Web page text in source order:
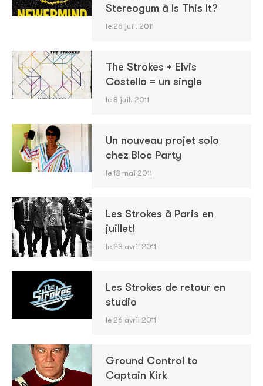
Stereogum à Is This It?
le 26 juil. 2011
The Strokes + Elvis
Costello = un single
le 8 juil. 2011
Un nouveau projet solo
chez Bloc Party
le 13 mai 2011
Les Strokes à Paris en
juillet!
le 28 avril 2011
Les Strokes de retour en
studio
le 26 avril 2011
Ground Control to
Captain Kirk